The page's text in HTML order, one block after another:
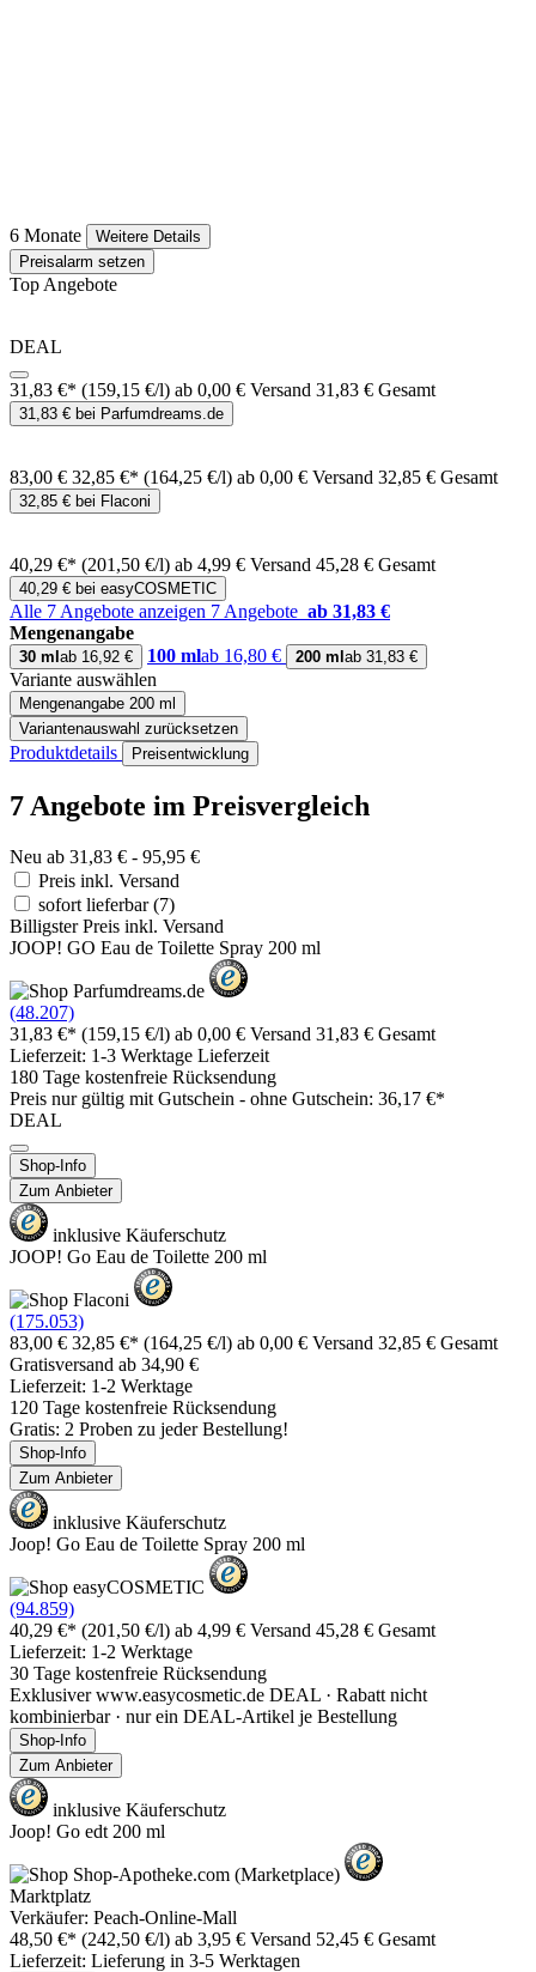
6 Monate
Weitere Details
Preisalarm setzen
Top Angebote
DEAL
31,83 €* (159,15 €/l) ab 0,00 € Versand 31,83 € Gesamt
31,83 € bei Parfumdreams.de
83,00 € 32,85 €* (164,25 €/l) ab 0,00 € Versand 32,85 € Gesamt
32,85 € bei Flaconi
40,29 €* (201,50 €/l) ab 4,99 € Versand 45,28 € Gesamt
40,29 € bei easyCOSMETIC
Alle 7 Angebote anzeigen 7 Angebote ab 31,83 €
Mengenangabe
30 ml ab 16,92 € 100 mlab 16,80 € 200 ml ab 31,83 €
Variante auswählen
Mengenangabe 200 ml
Variantenauswahl zurücksetzen
Produktdetails Preisentwicklung
7 Angebote im Preisvergleich
Neu ab 31,83 € - 95,95 €
Preis inkl. Versand
sofort lieferbar(7)
Billigster Preis inkl. Versand
JOOP! GO Eau de Toilette Spray 200 ml
(48.207)
31,83 €* (159,15 €/l) ab 0,00 € Versand 31,83 € Gesamt
Lieferzeit: 1-3 Werktage Lieferzeit
180 Tage kostenfreie Rücksendung
Preis nur gültig mit Gutschein - ohne Gutschein: 36,17 €*
DEAL
Shop-Info
Zum Anbieter
inklusive Käuferschutz
JOOP! Go Eau de Toilette 200 ml
(175.053)
83,00 € 32,85 €* (164,25 €/l) ab 0,00 € Versand 32,85 € Gesamt
Gratisversand ab 34,90 €
Lieferzeit: 1-2 Werktage
120 Tage kostenfreie Rücksendung
Gratis: 2 Proben zu jeder Bestellung!
Shop-Info
Zum Anbieter
inklusive Käuferschutz
Joop! Go Eau de Toilette Spray 200 ml
(94.859)
40,29 €* (201,50 €/l) ab 4,99 € Versand 45,28 € Gesamt
Lieferzeit: 1-2 Werktage
30 Tage kostenfreie Rücksendung
Exklusiver www.easycosmetic.de DEAL · Rabatt nicht
kombinierbar · nur ein DEAL-Artikel je Bestellung
Shop-Info
Zum Anbieter
inklusive Käuferschutz
Joop! Go edt 200 ml
Marktplatz
Verkäufer: Peach-Online-Mall
48,50 €* (242,50 €/l) ab 3,95 € Versand 52,45 € Gesamt
Lieferzeit: Lieferung in 3-5 Werktagen